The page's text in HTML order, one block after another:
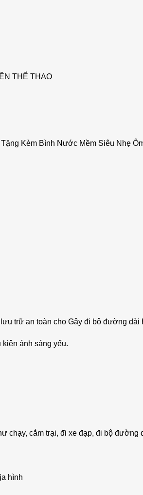
THỂ THAO
Kèm Bình Nước Mềm Siêu Nhẹ
trữ an toàn cho Gậy đi bộ đường dài
ánh sáng yếu.
chạy, cắm trại, đi xe đạp, đi bộ đường
hình